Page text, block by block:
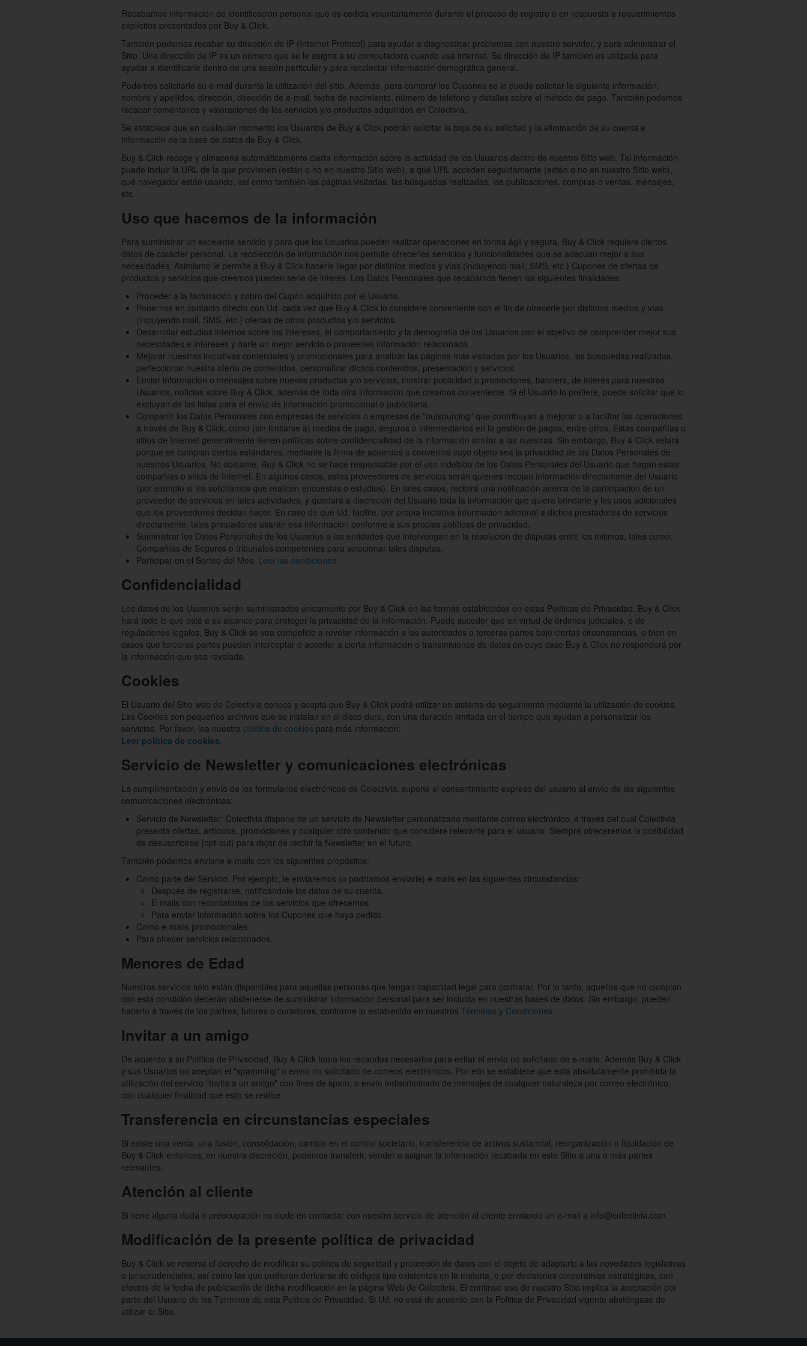
Recabamos información de identificación personal que es cedida voluntariamente durante el proceso de registro o en respuesta a requerimientos
explícitos presentados por Buy & Click.
También podemos recabar su dirección de IP (Internet Protocol) para ayudar a diagnosticar problemas con nuestro servidor, y para administrar el
Sitio. Una dirección de IP es un número que se le asigna a su computadora cuando usa internet. Su dirección de IP también es utilizada para
ayudar a identificarle dentro de una sesión particular y para recolectar información demográfica general.
Podemos solicitarle su e-mail durante la utilización del sitio. Además, para comprar los Cupones se le puede solicitar la siguiente información:
nombre y apellidos, dirección, dirección de e-mail, fecha de nacimiento, número de teléfono y detalles sobre el método de pago. También podemos
recabar comentarios y valoraciones de los servicios y/o productos adquiridos en Colectivia.
Se establece que en cualquier momento los Usuarios de Buy & Click podrán solicitar la baja de su solicitud y la eliminación de su cuenta e
información de la base de datos de Buy & Click.
Buy & Click recoge y almacena automáticamente cierta información sobre la actividad de los Usuarios dentro de nuestro Sitio web. Tal información
puede incluir la URL de la que provienen (estén o no en nuestro Sitio web), a qué URL acceden seguidamente (estén o no en nuestro Sitio web),
qué navegador están usando, así como también las páginas visitadas, las búsquedas realizadas, las publicaciones, compras o ventas, mensajes,
etc.
Uso que hacemos de la información
Para suministrar un excelente servicio y para que los Usuarios puedan realizar operaciones en forma ágil y segura, Buy & Click requiere ciertos
datos de carácter personal. La recolección de información nos permite ofrecerles servicios y funcionalidades que se adecuan mejor a sus
necesidades. Asimismo le permite a Buy & Click hacerle llegar por distintos medios y vías (incluyendo mail, SMS, etc.) Cupones de ofertas de
productos y servicios que creemos pueden serle de interés. Los Datos Personales que recabamos tienen las siguientes finalidades:
Proceder a la facturación y cobro del Cupón adquirido por el Usuario.
Ponernos en contacto directo con Ud. cada vez que Buy & Click lo considere conveniente con el fin de ofrecerle por distintos medios y vías
(incluyendo mail, SMS, etc.) ofertas de otros productos y/o servicios.
Desarrollar estudios internos sobre los intereses, el comportamiento y la demografía de los Usuarios con el objetivo de comprender mejor sus
necesidades e intereses y darle un mejor servicio o proveerles información relacionada.
Mejorar nuestras iniciativas comerciales y promocionales para analizar las páginas más visitadas por los Usuarios, las búsquedas realizadas,
perfeccionar nuestra oferta de contenidos, personalizar dichos contenidos, presentación y servicios.
Enviar información o mensajes sobre nuevos productos y/o servicios, mostrar publicidad o promociones, banners, de interés para nuestros
Usuarios, noticias sobre Buy & Click, además de toda otra información que creamos conveniente. Si el Usuario lo prefiere, puede solicitar que lo
excluyan de las listas para el envío de información promocional o publicitaria.
Compartir los Datos Personales con empresas de servicios o empresas de "outsourcing" que contribuyan a mejorar o a facilitar las operaciones
a través de Buy & Click, como (sin limitarse a) medios de pago, seguros o intermediarios en la gestión de pagos, entre otros. Estas compañías o
sitios de Internet generalmente tienen políticas sobre confidencialidad de la información similar a las nuestras. Sin embargo, Buy & Click velará
porque se cumplan ciertos estándares, mediante la firma de acuerdos o convenios cuyo objeto sea la privacidad de los Datos Personales de
nuestros Usuarios. No obstante, Buy & Click no se hace responsable por el uso indebido de los Datos Personales del Usuario que hagan estas
compañías o sitios de Internet. En algunos casos, estos proveedores de servicios serán quienes recojan información directamente del Usuario
(por ejemplo si les solicitamos que realicen encuestas o estudios). En tales casos, recibirá una notificación acerca de la participación de un
proveedor de servicios en tales actividades, y quedará a discreción del Usuario toda la información que quiera brindarle y los usos adicionales
que los proveedores decidan hacer. En caso de que Ud. facilite, por propia iniciativa información adicional a dichos prestadores de servicios
directamente, tales prestadores usarán esa información conforme a sus propias políticas de privacidad.
Suministrar los Datos Personales de los Usuarios a las entidades que intervengan en la resolución de disputas entre los mismos, tales como:
Compañías de Seguros o tribunales competentes para solucionar tales disputas.
Participar en el Sorteo del Mes. Leer las condiciones.
Confidencialidad
Los datos de los Usuarios serán suministrados únicamente por Buy & Click en las formas establecidas en estas Políticas de Privacidad. Buy & Click
hará todo lo que esté a su alcance para proteger la privacidad de la información. Puede suceder que en virtud de órdenes judiciales, o de
regulaciones legales, Buy & Click se vea compelido a revelar información a las autoridades o terceras partes bajo ciertas circunstancias, o bien en
casos que terceras partes puedan interceptar o acceder a cierta información o transmisiones de datos en cuyo caso Buy & Click no responderá por
la información que sea revelada.
Cookies
El Usuario del Sitio web de Colectivia conoce y acepta que Buy & Click podrá utilizar un sistema de seguimiento mediante la utilización de cookies.
Las Cookies son pequeños archivos que se instalan en el disco duro, con una duración limitada en el tiempo que ayudan a personalizar los
servicios. Por favor, lea nuestra política de cookies para más información:
Leer política de cookies.
Servicio de Newsletter y comunicaciones electrónicas
La cumplimentación y envío de los formularios electrónicos de Colectivia, supone el consentimiento expreso del usuario al envío de las siguientes
comunicaciones electrónicas:
Servicio de Newsletter: Colectivia dispone de un servicio de Newsletter personalizado mediante correo electrónico, a través del cual Colectivia
presenta ofertas, artículos, promociones y cualquier otro contenido que considere relevante para el usuario. Siempre ofreceremos la posibilidad
de desuscribirse (opt-out) para dejar de recibir la Newsletter en el futuro.
También podemos enviarle e-mails con los siguientes propósitos:
Como parte del Servicio. Por ejemplo, le enviaremos (o podríamos enviarle) e-mails en las siguientes circunstancias:
Después de registrarse, notificándole los datos de su cuenta.
E-mails con recordatorios de los servicios que ofrecemos.
Para enviar información sobre los Cupones que haya pedido.
Como e-mails promocionales.
Para ofrecer servicios relacionados.
Menores de Edad
Nuestros servicios sólo están disponibles para aquellas personas que tengan capacidad legal para contratar. Por lo tanto, aquellos que no cumplan
con esta condición deberán abstenerse de suministrar información personal para ser incluida en nuestras bases de datos. Sin embargo, pueden
hacerlo a través de los padres, tutores o curadores, conforme lo establecido en nuestros Términos y Condiciones.
Invitar a un amigo
De acuerdo a su Política de Privacidad, Buy & Click toma los recaudos necesarios para evitar el envío no solicitado de e-mails. Además Buy & Click
y sus Usuarios no aceptan el "spamming" o envío no solicitado de correos electrónicos. Por ello se establece que está absolutamente prohibida la
utilización del servicio “Invita a un amigo" con fines de spam, o envío indiscriminado de mensajes de cualquier naturaleza por correo electrónico,
con cualquier finalidad que esto se realice.
Transferencia en circunstancias especiales
Si existe una venta, una fusión, consolidación, cambio en el control societario, transferencia de activos sustancial, reorganización o liquidación de
Buy & Click entonces, en nuestra discreción, podemos transferir, vender o asignar la información recabada en este Sitio a una o más partes
relevantes.
Atención al cliente
Si tiene alguna duda o preocupación no dude en contactar con nuestro servicio de atención al cliente enviando un e-mail a info@colectivia.com.
Modificación de la presente política de privacidad
Buy & Click se reserva el derecho de modificar su política de seguridad y protección de datos con el objeto de adaptarlo a las novedades legislativas
o jurisprudenciales, así como las que pudieran derivarse de códigos tipo existentes en la materia, o por decisiones corporativas estratégicas, con
efectos de la fecha de publicación de dicha modificación en la página Web de Colectivia. El continuo uso de nuestro Sitio implica la aceptación por
parte del Usuario de los Terminos de esta Politica de Privacidad. Si Ud. no está de acuerdo con la Politica de Privacidad vigente absténgase de
utilizar el Sitio.